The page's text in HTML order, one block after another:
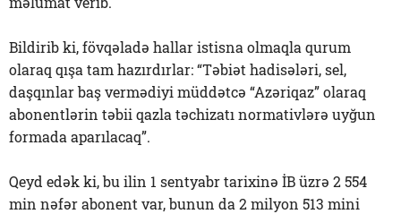
Bildirib ki, fövqəladə hallar istisna olmaqla qurum
olaraq qışa tam hazırdırlar: “Təbiət hadisələri, sel,
daşqınlar baş vermədiyi müddətcə “Azəriqaz” olaraq
abonentlərin təbii qazla təchizatı normativlərə uyğun
formada aparılacaq”.
Qeyd edək ki, bu ilin 1 sentyabr tarixinə İB üzrə 2 554
min nəfər abonent var, bunun da 2 milyon 513 mini